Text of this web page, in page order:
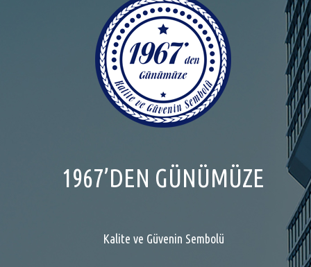
1967’DEN GÜNÜMÜZE
Kalite ve Güvenin Sembolü